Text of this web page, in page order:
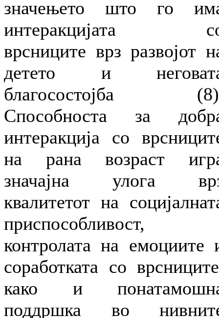
значењето што го
интеракцијата
врсниците врз развојот
детето и
благосостојба
Способноста за
интеракција со
на рана возраст
значајна улога
квалитетот на
приспособливост,
контролата на емоциите
соработката со
како и
поддршка во